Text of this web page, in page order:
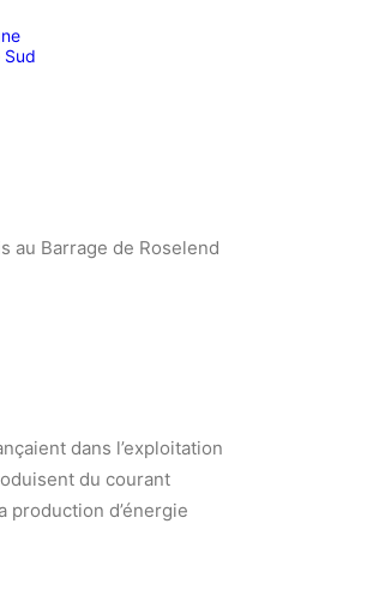
Sud
au Barrage de Roselend
dans l’exploitation
du courant
production d’énergie